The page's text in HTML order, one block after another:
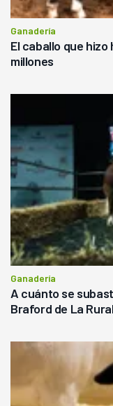
Ganadería
El caballo que hizo
millones
Ganadería
A cuánto se
Braford de La